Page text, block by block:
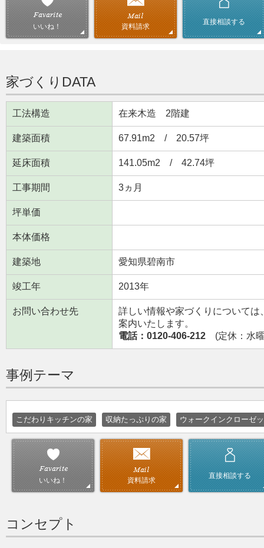
いいね！ 資料請求
直接相談する
家づくりDATA
工法構造 在来木造 2階建
建築面積 67.91m2 / 20.57坪
延床面積 141.05m2 / 42.74坪
工事期間 3ヵ月
坪単価
本体価格
建築地 愛知県碧南市
竣工年 2013年
お問い合わせ先
詳しい情報や家づくりについて
案内いたします。
電話：0120-406-212 (定休：水
事例テーマ
こだわりキッチンの家 収納たっぷりの家 ウォークインクローゼ
いいね！ 資料請求
直接相談する
コンセプト